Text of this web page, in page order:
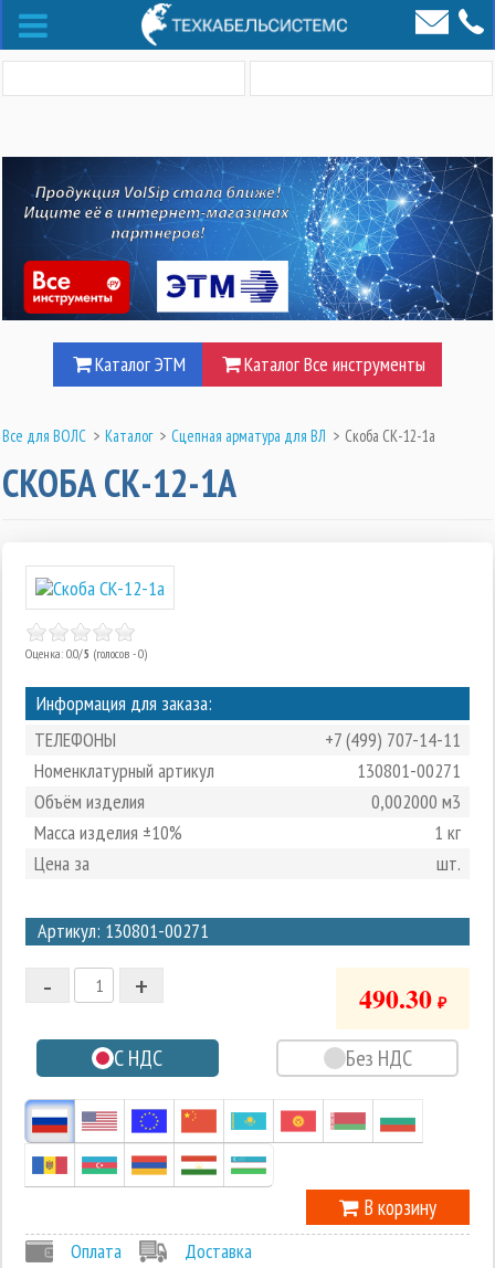
Каталог ЭТМ Каталог Все инструменты
Все для ВОЛС > Каталог > Сцепная арматура для ВЛ > Скоба СК-12-1а
СКОБА СК-12-1А
Оценка: 0.0/5 (голосов - 0)
Информация для заказа:
ТЕЛЕФОНЫ
+7 (499) 707-14-11
Номенклатурный артикул
130801-00271
Объём изделия
0,002000 м3
Масса изделия ±10%
1 кг
Цена за
шт.
Артикул: 130801-00271
2
1
-1
+
- 490.30 ₽
С НДС Без НДС
В корзину
Оплата
Доставка